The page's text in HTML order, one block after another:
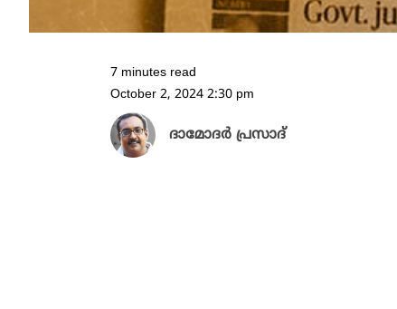
7 minutes read
October 2, 2024 2:30 pm
ദാമോദർ പ്രസാദ്